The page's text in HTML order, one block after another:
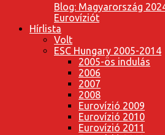
Blog: Magyarország
Eurovíziót
Hírlista
Volt
ESC Hungary 2005-2014
2005-ös indulás
2006
2007
2008
Eurovízió 2009
Eurovízió 2010
Eurovízió 2011